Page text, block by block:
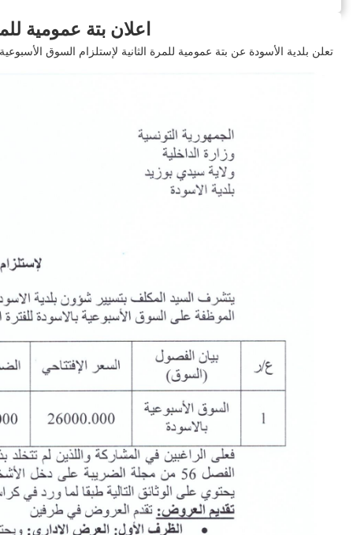
اعلان بتة عمومية
تعلن بلدية الأسودة عن بتة عمومية للمرة الثانية لإستلزام السوق الأسبوعية